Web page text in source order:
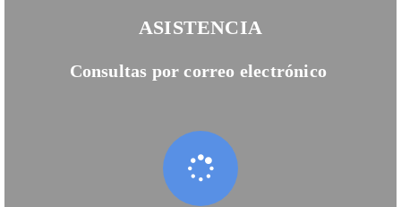
ASISTENCIA
Consultas por correo electrónico